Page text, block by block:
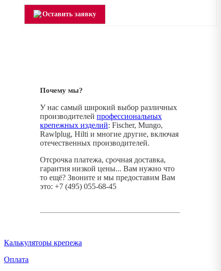
Оставить заявку
Почему мы?
У нас самый широкий выбор различных
производителей профессиональных
крепежных изделий: Fischer, Mungo,
Rawlplug, Hilti и многие другие, включая
отечественных производителей.
Отсрочка платежа, срочная доставка,
гарантия низкой цены... Вам нужно что
то ещё? Звоните и мы предоставим Вам
это: +7 (495) 055-68-45
Калькуляторы крепежа
Оплата